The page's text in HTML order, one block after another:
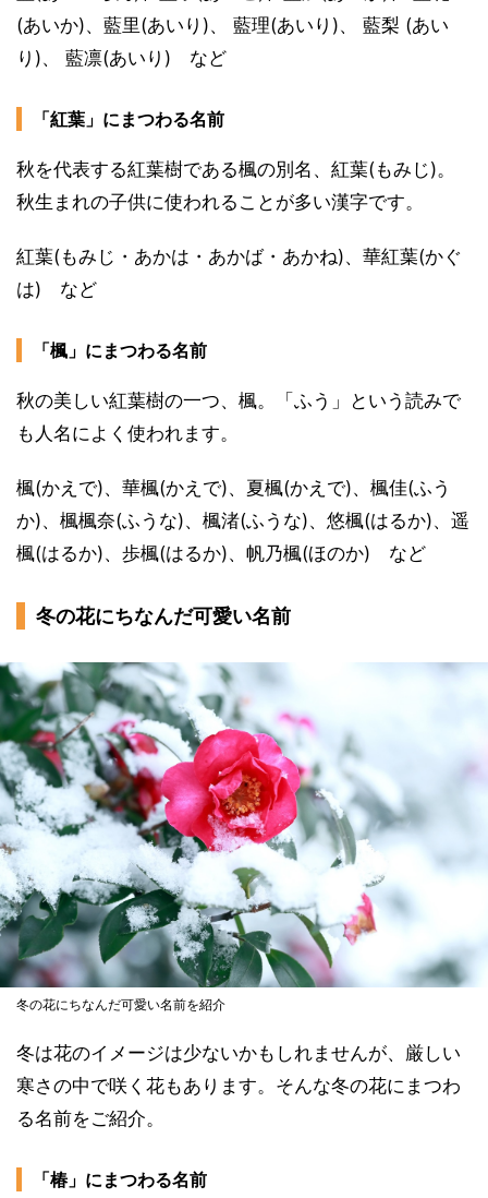
(あいか)、藍里(あいり)、 藍理(あいり)、 藍梨 (あい
り)、 藍凛(あいり) など
「紅葉」にまつわる名前
秋を代表する紅葉樹である楓の別名、紅葉(もみじ)。
秋生まれの子供に使われることが多い漢字です。
紅葉(もみじ・あかは・あかば・あかね)、華紅葉(かぐ
は) など
「楓」にまつわる名前
秋の美しい紅葉樹の一つ、楓。「ふう」という読みで
も人名によく使われます。
楓(かえで)、華楓(かえで)、夏楓(かえで)、楓佳(ふう
か)、楓楓奈(ふうな)、楓渚(ふうな)、悠楓(はるか)、遥
楓(はるか)、歩楓(はるか)、帆乃楓(ほのか) など
冬の花にちなんだ可愛い名前
冬の花にちなんだ可愛い名前を紹介
冬は花のイメージは少ないかもしれませんが、厳しい
寒さの中で咲く花もあります。そんな冬の花にまつわ
る名前をご紹介。
「椿」にまつわる名前